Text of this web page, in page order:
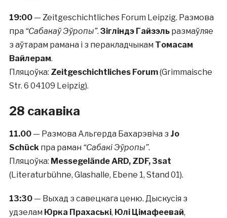
19:00— Zeitgeschichtliches Forum Leipzig. Размова
пра “Сабакаў Эўропы”. Зігліндэ Гайзэльразмаўляе
з аўтарам рамана і з перакладчыкам Томасам
Вайлерам.
Пляцоўка: Zeitgeschichtliches Forum(Grimmaische
Str. 6 04109 Leipzig).
28 сакавіка
11.00— Размова Альгерда Бахарэвіча з Jo
Schück пра раман “Сабакі Эўропы”.
Пляцоўка: Messegelände ARD, ZDF, 3sat
(Literaturbühne, Glashalle, Ebene 1, Stand 01).
13:30— Выхад з савецкага ценю. Дыскусія з
удзелам Юрка Прахаські, Юлі Цімафеевай,